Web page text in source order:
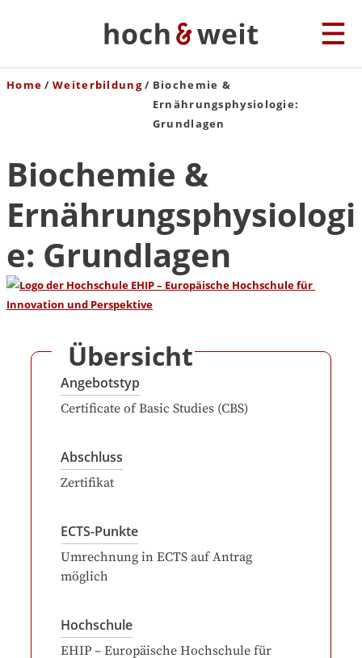
Home Weiterbildung
Biochemie &
Ernährungsphysiologie:
Grundlagen
Biochemie &
Ernährungsphysiologi
e: Grundlagen
Übersicht
Angebotstyp
Certificate of Basic Studies (CBS)
Abschluss
Zertifikat
ECTS-Punkte
Umrechnung in ECTS auf Antrag
möglich
Hochschule
EHIP – Europäische Hochschule für